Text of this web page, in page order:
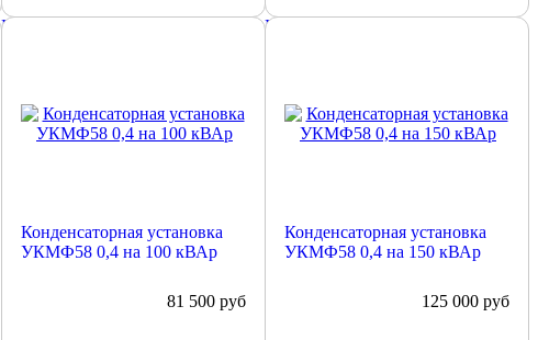
Конденсаторная установка
УКМФ58 0,4 на 100 кВАр
81 500 руб
Подробнее
Конденсаторная установка
УКМФ58 0,4 на 150 кВАр
125 000 руб
Подробнее